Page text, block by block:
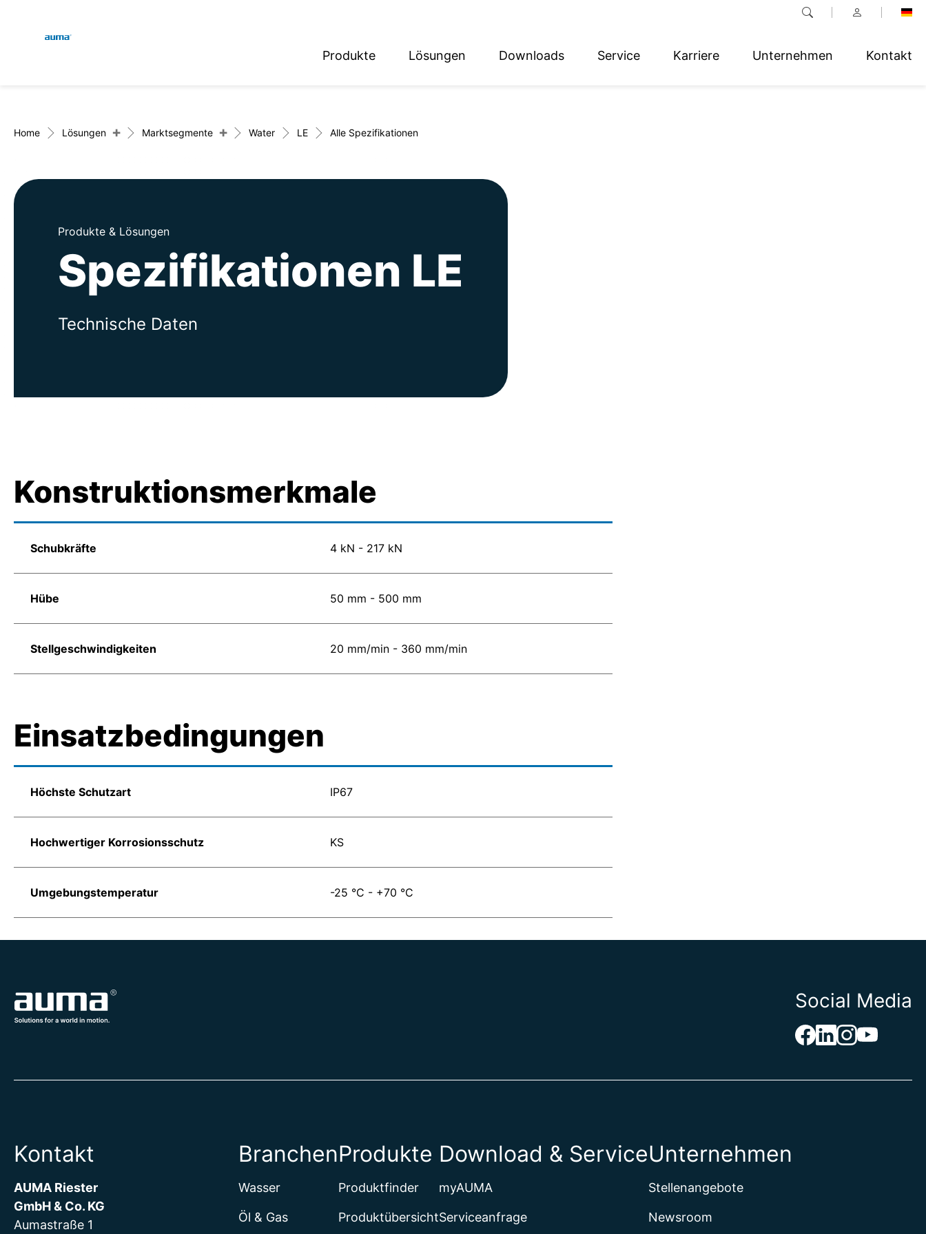
Produkte Lösungen Downloads Service Karriere Unternehmen Kontakt
Europa
Asien und Pazifik
Nordamerika
Home Lösungen + Marktsegmente + Water LE Alle Spezifikationen
Produkte & Lösungen
Spezifikationen LE
Technische Daten
Konstruktionsmerkmale
Schubkräfte 4 kN - 217 kN
Hübe 50 mm - 500 mm
Stellgeschwindigkeiten 20 mm/min - 360 mm/min
Einsatzbedingungen
Höchste Schutzart IP67
Hochwertiger Korrosionsschutz KS
Umgebungstemperatur -25 °C - +70 °C
Social Media
Kontakt
AUMA Riester
GmbH & Co. KG
Aumastraße 1
Branchen
Wasser
Öl & Gas
Produkte
Produktfinder
Produktübersicht
Download & Service
myAUMA
Serviceanfrage
Unternehmen
Stellenangebote
Newsroom